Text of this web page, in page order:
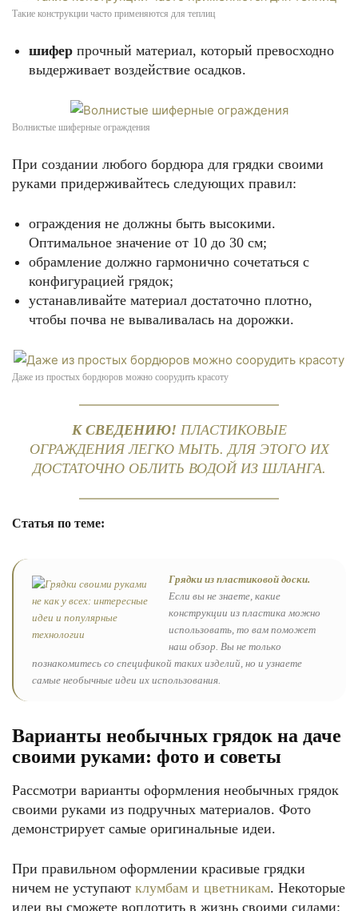
Такие конструкции часто применяются для теплиц
шифер прочный материал, который превосходно
выдерживает воздействие осадков.
Волнистые шиферные ограждения
При создании любого бордюра для грядки своими
руками придерживайтесь следующих правил:
ограждения не должны быть высокими.
Оптимальное значение от 10 до 30 см;
обрамление должно гармонично сочетаться с
конфигурацией грядок;
устанавливайте материал достаточно плотно,
чтобы почва не вываливалась на дорожки.
Даже из простых бордюров можно соорудить красоту
К СВЕДЕНИЮ! ПЛАСТИКОВЫЕ
ОГРАЖДЕНИЯ ЛЕГКО МЫТЬ. ДЛЯ ЭТОГО ИХ
ДОСТАТОЧНО ОБЛИТЬ ВОДОЙ ИЗ ШЛАНГА.
Статья по теме:
Грядки из пластиковой доски.
Если вы не знаете, какие
конструкции из пластика можно
использовать, то вам поможет
наш обзор. Вы не только
познакомитесь со спецификой таких изделий, но и узнаете
самые необычные идеи их использования.
Варианты необычных грядок на даче
своими руками: фото и советы
Рассмотри варианты оформления необычных грядок
своими руками из подручных материалов. Фото
демонстрирует самые оригинальные идеи.
При правильном оформлении красивые грядки
ничем не уступают клумбам и цветникам. Некоторые
идеи вы сможете воплотить в жизнь своими силами: